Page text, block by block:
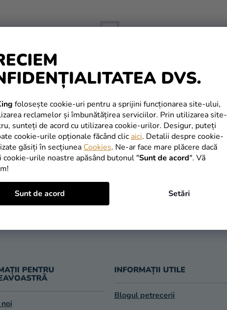
DVS.
folosește cookie-uri pentru a sprijini funcționarea site-ului,
reclamelor și îmbunătățirea serviciilor. Prin utilizarea site-
sunteți de acord cu utilizarea cookie-urilor. Desigur, puteți
cookie-urile opționale făcând clic aici. Detalii despre cookie-
găsiți în secțiunea Cookies. Ne-ar face mare plăcere dacă
cookie-urile noastre apăsând butonul "Sunt de acord". Vă
Setări
Sunt de acord
Dar puteţi vizualiza alte categorii.
INAPOI ÎN MAGAZIN
TRANSPORT
GRATUIT
LIVRARE ÎN 1 ZI
PENTRU INFORMAȚII UTILE
Blogul petrecerii